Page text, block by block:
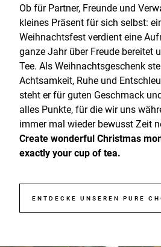
Ob für Partner, Freunde und
kleines Präsent für sich selbst:
Weihnachtsfest verdient eine
ganze Jahr über Freude bereitet
Tee. Als Weihnachtsgeschenk
Achtsamkeit, Ruhe und
steht er für guten Geschmack
alles Punkte, für die wir uns
immer mal wieder bewusst Zeit
Create wonderful Christmas
exactly your cup of tea.
ENTDECKE UNSEREN PURE